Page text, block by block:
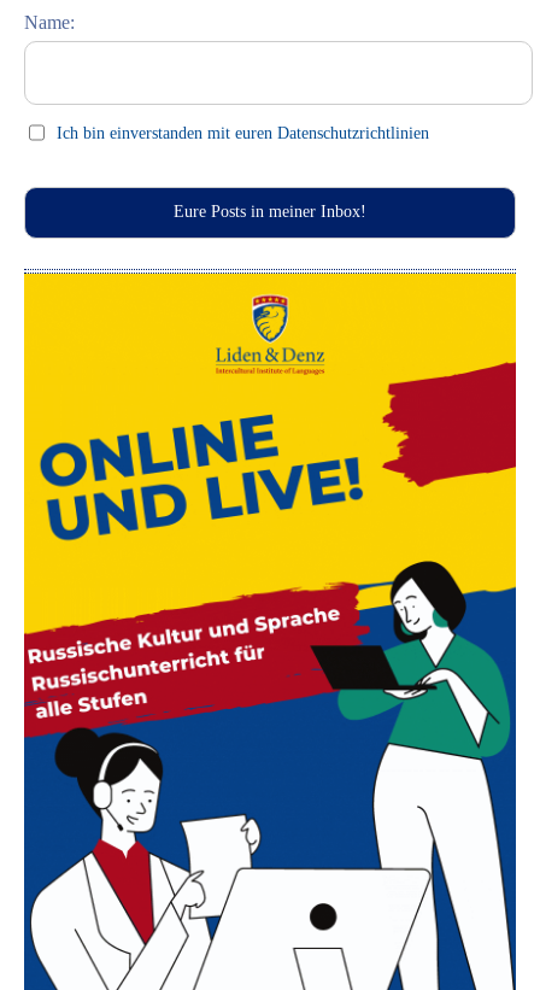
Celebrations (праздники)
Press clips
Name:
Ich bin einverstanden mit euren Datenschutzrichtlinien